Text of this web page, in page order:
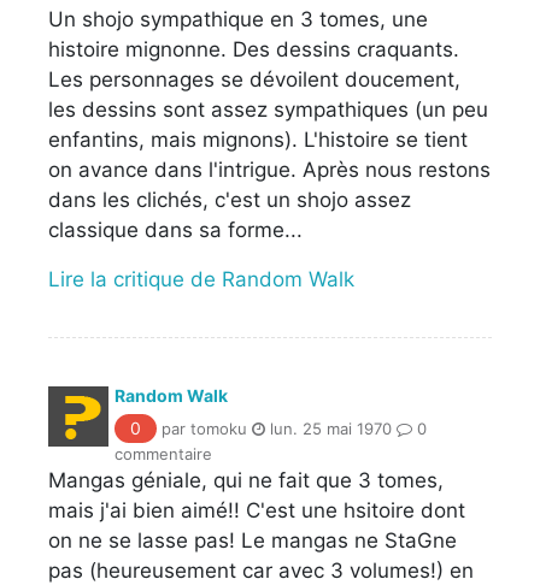
Un shojo sympathique en 3 tomes, une
histoire mignonne. Des dessins craquants.
Les personnages se dévoilent doucement,
les dessins sont assez sympathiques (un peu
enfantins, mais mignons). L'histoire se tient
on avance dans l'intrigue. Après nous restons
dans les clichés, c'est un shojo assez
classique dans sa forme...
Lire la critique de Random Walk
Random Walk
0
par tomoku lun. 25 mai 1970
0
commentaire
Mangas géniale, qui ne fait que 3 tomes,
mais j'ai bien aimé!! C'est une hsitoire dont
on ne se lasse pas! Le mangas ne StaGne
pas (heureusement car avec 3 volumes!) en